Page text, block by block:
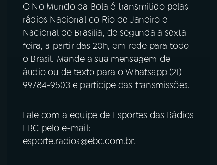
Instagram X
TikTok
O No Mundo da Bola é transmitido pelas
rádios Nacional do Rio de Janeiro e
Nacional de Brasília, de segunda a sexta-
feira, a partir das 20h, em rede para todo
o Brasil. Mande a sua mensagem de
áudio ou de texto para o Whatsapp (21)
99784-9503 e participe das transmissões.
Fale com a equipe de Esportes das Rádios
EBC pelo e-mail:
esporte.radios@ebc.com.br.